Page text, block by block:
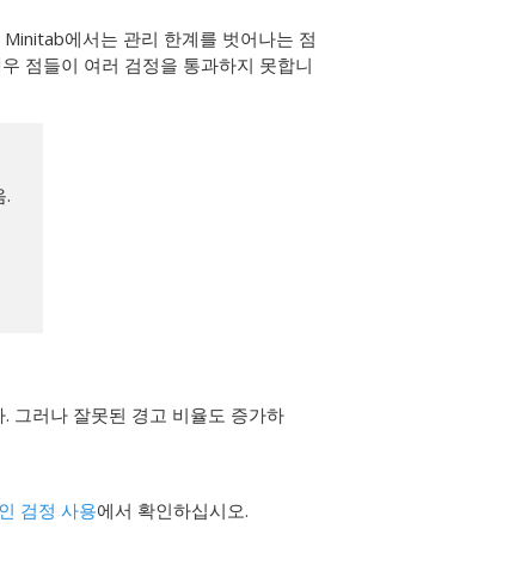
에서는 관리 한계를 벗어나는 점
점들이 여러 검정을 통과하지 못합니
.
그러나 잘못된 경고 비율도 증가하
검정 사용에서 확인하십시오.